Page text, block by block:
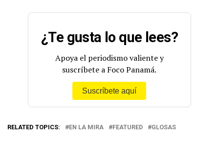
¿Te gusta lo que lees?
Apoya el periodismo valiente y
suscríbete a Foco Panamá.
Suscríbete aquí
RELATED TOPICS: EN LA MIRA FEATURED GLOSAS